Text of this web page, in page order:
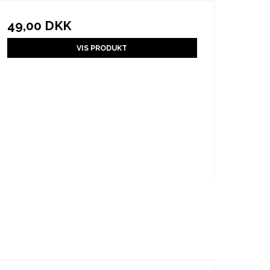
49,00 DKK
VIS PRODUKT